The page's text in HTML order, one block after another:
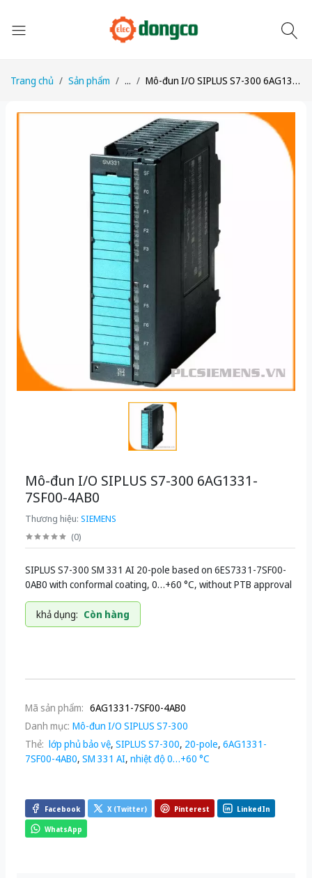
Trang chủ Sản phẩm ... Mô-đun I/O SIPLUS S7-300 6AG1331-7SF00-4AB0
Mô-đun I/O SIPLUS S7-300 6AG1331-
7SF00-4AB0
Thương hiệu: SIEMENS
(0)
SIPLUS S7-300 SM 331 AI 20-pole based on 6ES7331-7SF00-
0AB0 with conformal coating, 0…+60 °C, without PTB approval
khả dụng: Còn hàng
Mã sản phẩm: 6AG1331-7SF00-4AB0
Danh mục: Mô-đun I/O SIPLUS S7-300
Thẻ: lớp phủ bảo vệ, SIPLUS S7-300, 20-pole, 6AG1331-
7SF00-4AB0, SM 331 AI, nhiệt độ 0…+60 °C
Facebook X (Twitter) Pinterest LinkedIn
WhatsApp